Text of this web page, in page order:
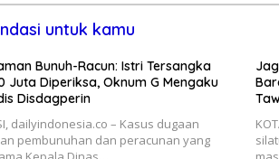
untuk kamu
Bunuh-Racun: Istri Tersangka
Juta Diperiksa, Oknum G Mengaku
Disdagperin
dailyindonesia.co – Kasus dugaan
pembunuhan dan peracunan yang